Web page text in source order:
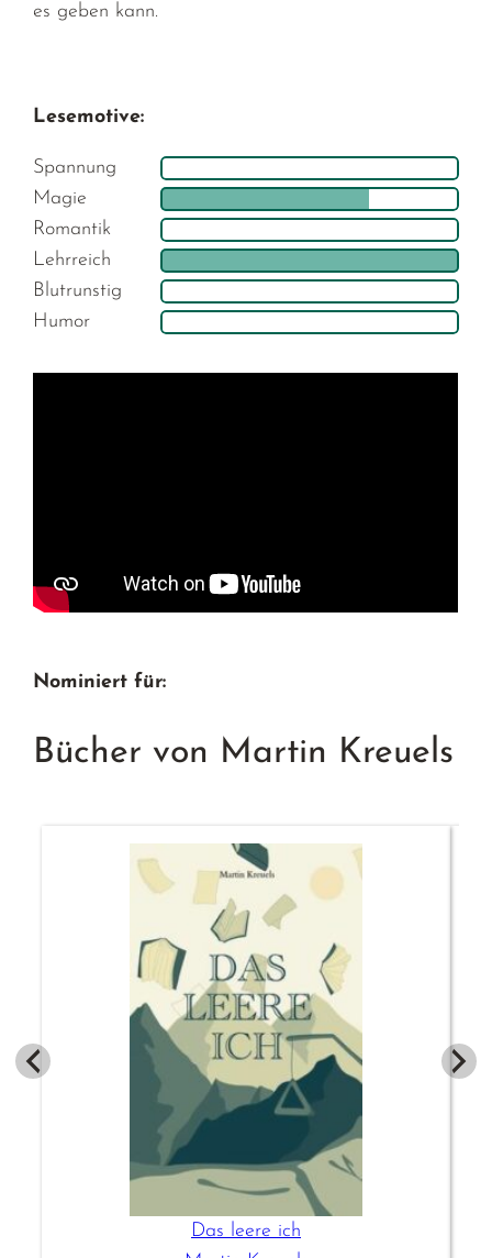
es geben kann.
Lesemotive:
Spannung
Magie
Romantik
Lehrreich
Blutrunstig
Humor
Nominiert für:
Bücher von Martin Kreuels
Das leere ich